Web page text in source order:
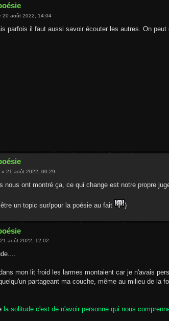
20 août 2022, 14:04
parfois il faut aussi savoir écouter les autres. On
» 21 août 2022, 00:29
nous ont montré ça, ce qui change est notre propre
un topic sur/pour la poésie au fait )
21 août 2022, 12:02
mon lit froid les larmes montaient car je n'avais
partageant ma couche, même au milieu de la
la solitude c'est de n'avoir personne qui nous